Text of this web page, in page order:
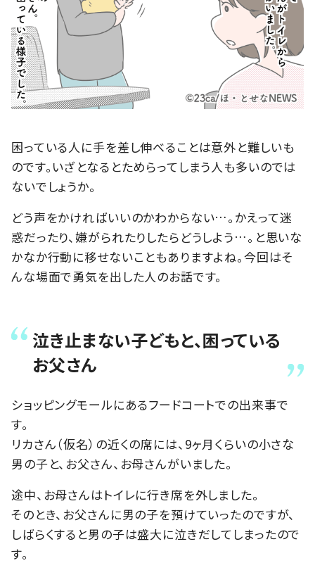
困っている人に手を差し伸べることは意外と難しいも
のです。いざとなるとためらってしまう人も多いのでは
ないでしょうか。
どう声をかければいいのかわからない…。かえって迷
惑だったり、嫌がられたりしたらどうしよう…。と思いな
かなか行動に移せないこともありますよね。今回はそ
んな場面で勇気を出した人のお話です。
泣き止まない子どもと、困っている
お父さん
ショッピングモールにあるフードコートでの出来事で
す。
リカさん（仮名）の近くの席には、9ヶ月くらいの小さな
男の子と、お父さん、お母さんがいました。
途中、お母さんはトイレに行き席を外しました。
そのとき、お父さんに男の子を預けていったのですが、
しばらくすると男の子は盛大に泣きだしてしまったので
す。